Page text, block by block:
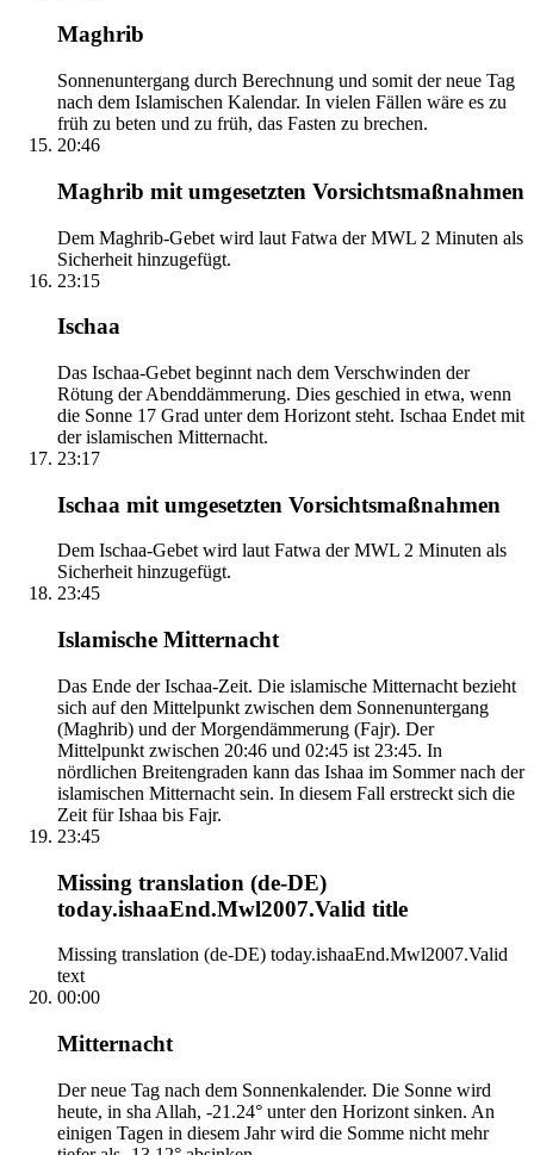
Maghrib
Sonnenuntergang durch Berechnung und somit der neue Tag
nach dem Islamischen Kalendar. In vielen Fällen wäre es zu
früh zu beten und zu früh, das Fasten zu brechen.
20:46
Maghrib mit umgesetzten Vorsichtsmaßnahmen
Dem Maghrib-Gebet wird laut Fatwa der MWL 2 Minuten als
Sicherheit hinzugefügt.
23:15
Ischaa
Das Ischaa-Gebet beginnt nach dem Verschwinden der
Rötung der Abenddämmerung. Dies geschied in etwa, wenn
die Sonne 17 Grad unter dem Horizont steht. Ischaa Endet mit
der islamischen Mitternacht.
23:17
Ischaa mit umgesetzten Vorsichtsmaßnahmen
Dem Ischaa-Gebet wird laut Fatwa der MWL 2 Minuten als
Sicherheit hinzugefügt.
23:45
Islamische Mitternacht
Das Ende der Ischaa-Zeit. Die islamische Mitternacht bezieht
sich auf den Mittelpunkt zwischen dem Sonnenuntergang
(Maghrib) und der Morgendämmerung (Fajr). Der
Mittelpunkt zwischen 20:46 und 02:45 ist 23:45. In
nördlichen Breitengraden kann das Ishaa im Sommer nach der
islamischen Mitternacht sein. In diesem Fall erstreckt sich die
Zeit für Ishaa bis Fajr.
23:45
Missing translation (de-DE)
today.ishaaEnd.Mwl2007.Valid title
Missing translation (de-DE) today.ishaaEnd.Mwl2007.Valid
text
00:00
Mitternacht
Der neue Tag nach dem Sonnenkalender. Die Sonne wird
heute, in sha Allah, -21.24° unter den Horizont sinken. An
einigen Tagen in diesem Jahr wird die Somme nicht mehr